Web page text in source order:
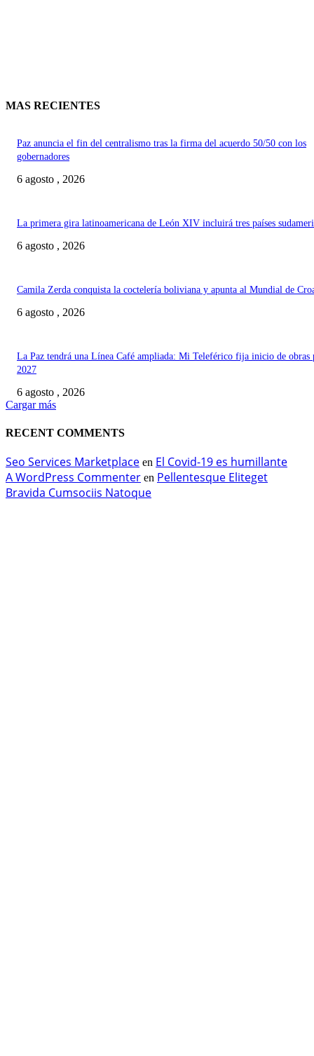
MAS RECIENTES
Paz anuncia el fin del centralismo tras la firma del acuerdo 50/50 con los
gobernadores
6 agosto , 2026
La primera gira latinoamericana de León XIV incluirá tres países
6 agosto , 2026
Camila Zerda conquista la coctelería boliviana y apunta al Mundial de
6 agosto , 2026
La Paz tendrá una Línea Café ampliada: Mi Teleférico fija inicio de obras
2027
6 agosto , 2026
Cargar más
RECENT COMMENTS
Seo Services Marketplace en El Covid-19 es humillante
A WordPress Commenter en Pellentesque Eliteget
Bravida Cumsociis Natoque